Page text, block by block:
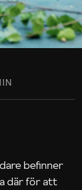
befinner
där för att